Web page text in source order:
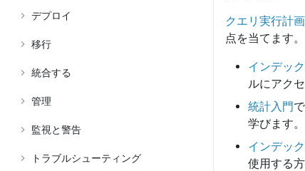
デプロイ
移行
統合する
管理
監視と警告
トラブルシューティング
クエリ実行計
点を当てます。
インデッ
ルにアク
統計入門
学びます。
インデッ
使用する